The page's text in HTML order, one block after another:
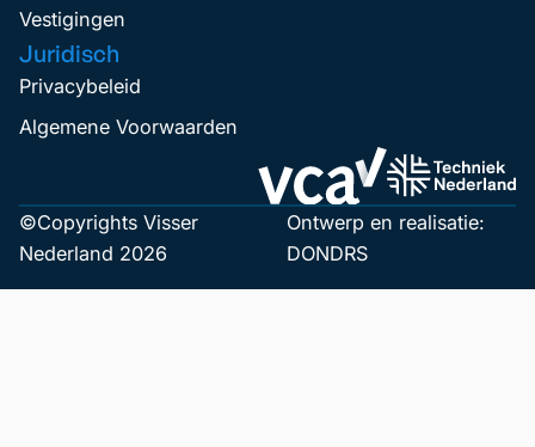
Vestigingen
Juridisch
Privacybeleid
Algemene Voorwaarden
©Copyrights Visser
Nederland 2026
Ontwerp en realisatie:
DONDRS